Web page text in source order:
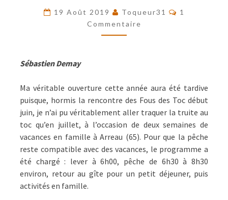
DES
NESTES
19 Août 2019 Toqueur31
1
Commentaire
Sébastien Demay
Ma véritable ouverture cette année aura été tardive
puisque, hormis la rencontre des Fous des Toc début
juin, je n’ai pu véritablement aller traquer la truite au
toc qu’en juillet, à l’occasion de deux semaines de
vacances en famille à Arreau (65). Pour que la pêche
reste compatible avec des vacances, le programme a
été chargé : lever à 6h00, pêche de 6h30 à 8h30
environ, retour au gîte pour un petit déjeuner, puis
activités en famille.